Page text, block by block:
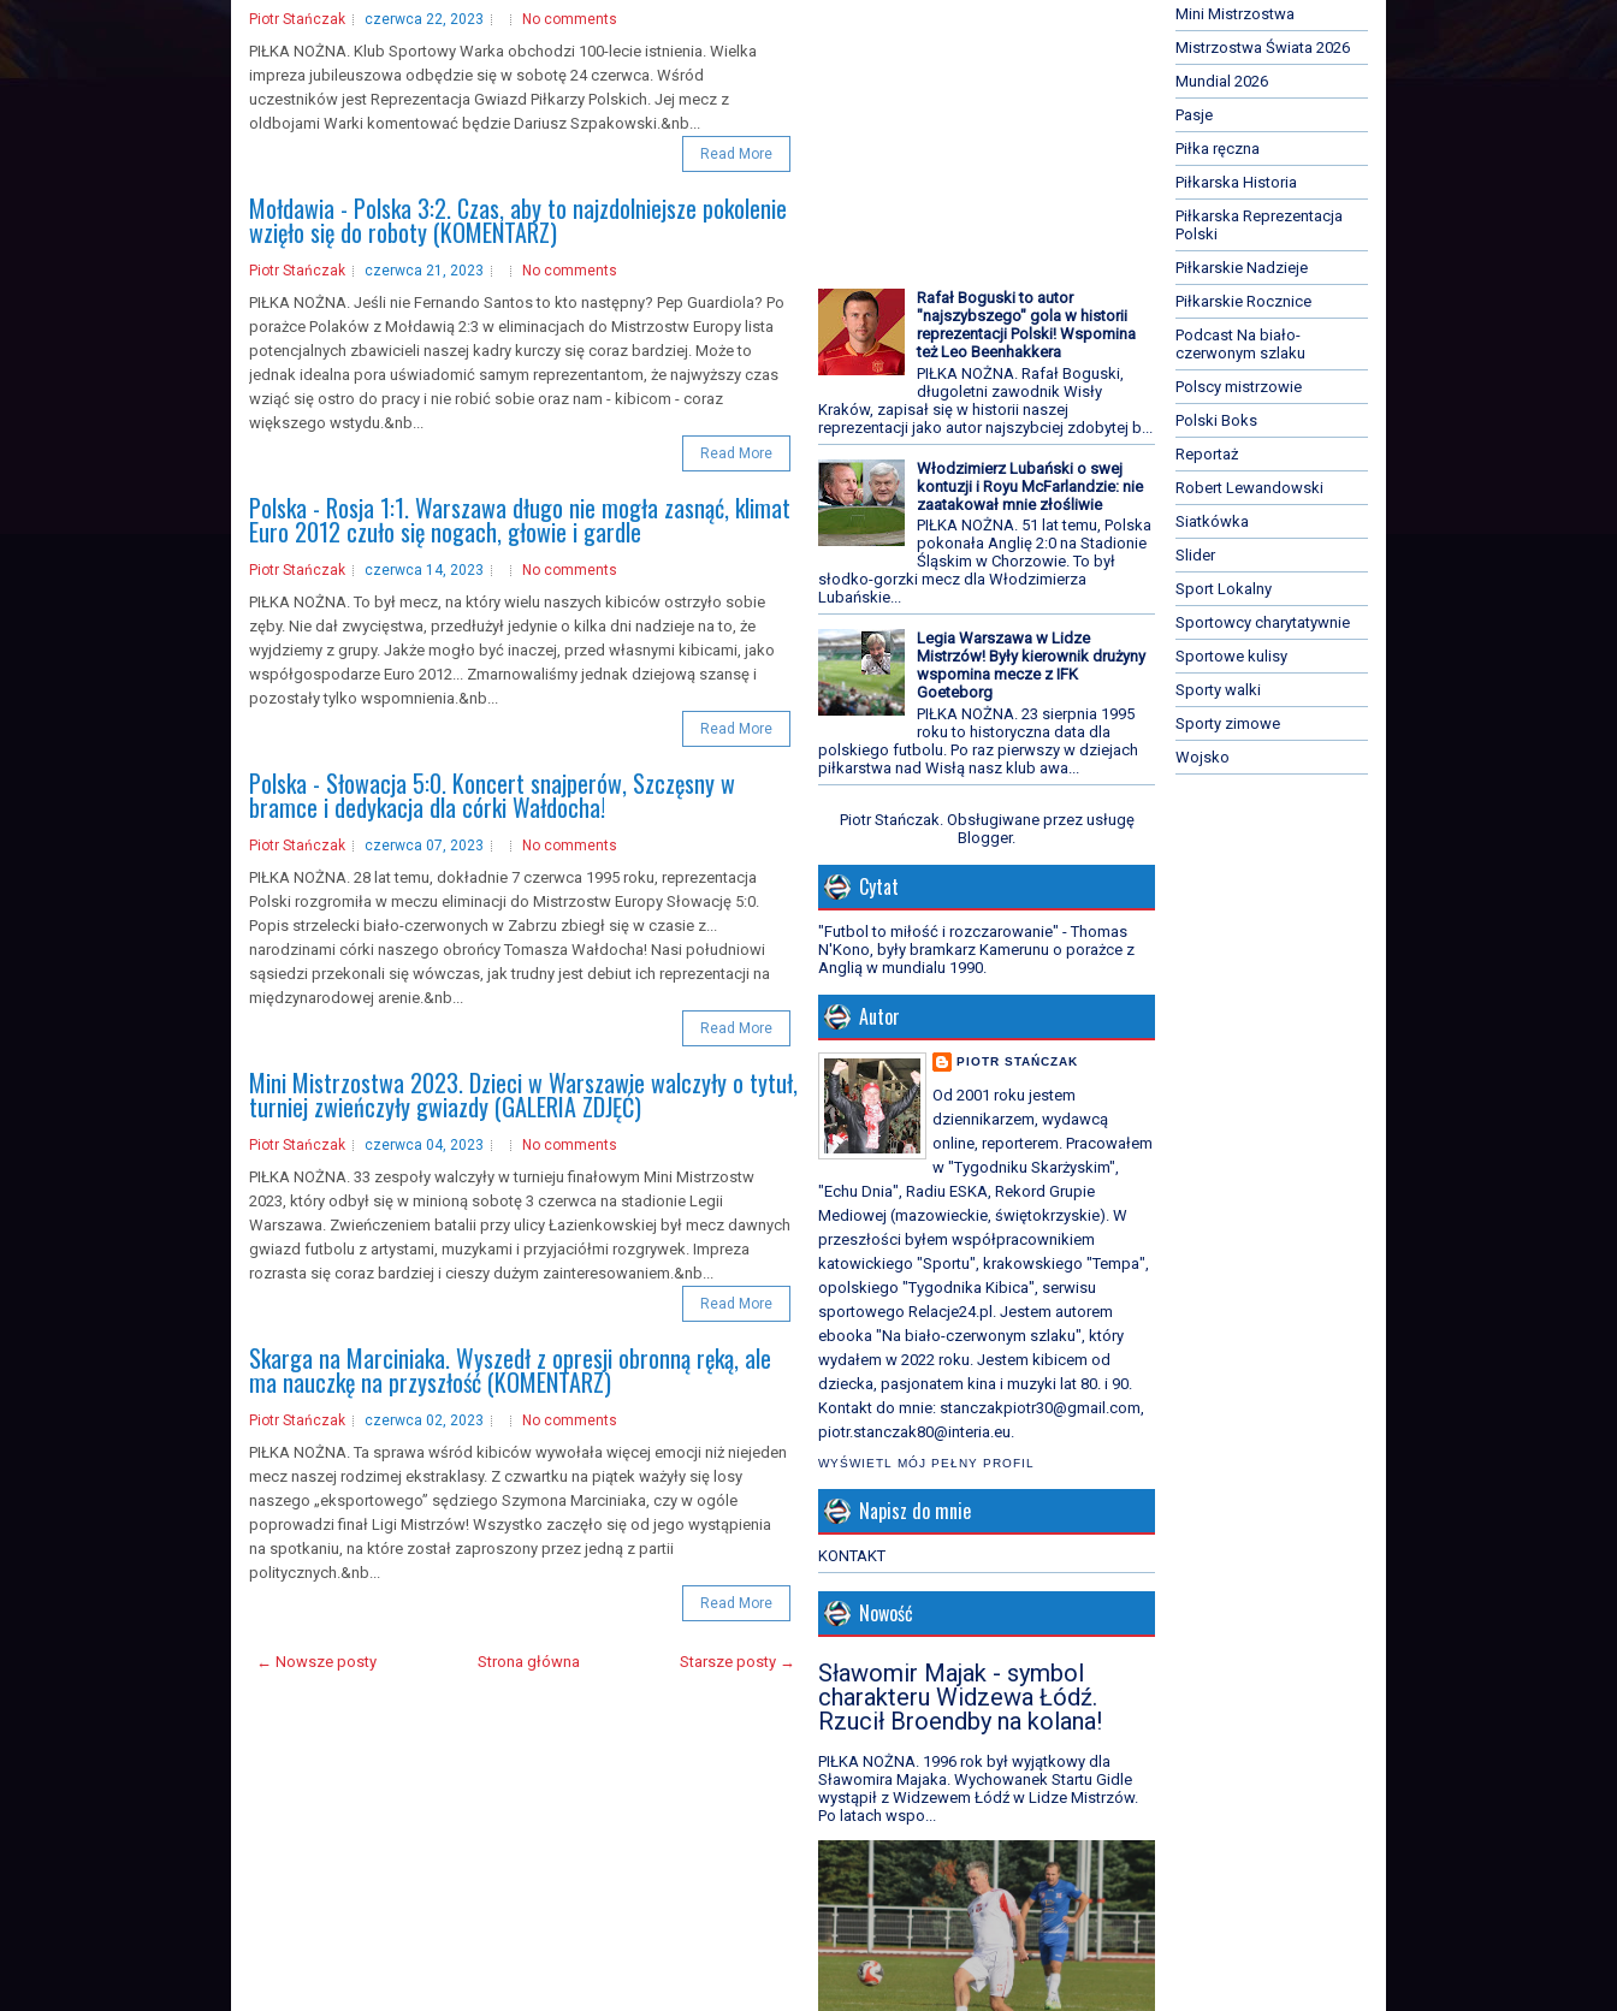
Piotr Stańczak czerwca 22, 2023 No comments
PIŁKA NOŻNA. Klub Sportowy Warka obchodzi 100-lecie istnienia. Wielka
impreza jubileuszowa odbędzie się w sobotę 24 czerwca. Wśród
uczestników jest Reprezentacja Gwiazd Piłkarzy Polskich. Jej mecz z
oldbojami Warki komentować będzie Dariusz Szpakowski.&nb...
Read More
Mołdawia - Polska 3:2. Czas, aby to najzdolniejsze pokolenie
wzięło się do roboty (KOMENTARZ)
Piotr Stańczak czerwca 21, 2023 No comments
PIŁKA NOŻNA. Jeśli nie Fernando Santos to kto następny? Pep Guardiola? Po
porażce Polaków z Mołdawią 2:3 w eliminacjach do Mistrzostw Europy lista
potencjalnych zbawicieli naszej kadry kurczy się coraz bardziej. Może to
jednak idealna pora uświadomić samym reprezentantom, że najwyższy czas
wziąć się ostro do pracy i nie robić sobie oraz nam - kibicom - coraz
większego wstydu.&nb...
Read More
Polska - Rosja 1:1. Warszawa długo nie mogła zasnąć, klimat
Euro 2012 czuło się nogach, głowie i gardle
Piotr Stańczak czerwca 14, 2023 No comments
PIŁKA NOŻNA. To był mecz, na który wielu naszych kibiców ostrzyło sobie
zęby. Nie dał zwycięstwa, przedłużył jedynie o kilka dni nadzieje na to, że
wyjdziemy z grupy. Jakże mogło być inaczej, przed własnymi kibicami, jako
współgospodarze Euro 2012... Zmarnowaliśmy jednak dziejową szansę i
pozostały tylko wspomnienia.&nb...
Read More
Polska - Słowacja 5:0. Koncert snajperów, Szczęsny w
bramce i dedykacja dla córki Wałdocha!
Piotr Stańczak czerwca 07, 2023 No comments
PIŁKA NOŻNA. 28 lat temu, dokładnie 7 czerwca 1995 roku, reprezentacja
Polski rozgromiła w meczu eliminacji do Mistrzostw Europy Słowację 5:0.
Popis strzelecki biało-czerwonych w Zabrzu zbiegł się w czasie z...
narodzinami córki naszego obrońcy Tomasza Wałdocha! Nasi południowi
sąsiedzi przekonali się wówczas, jak trudny jest debiut ich reprezentacji na
międzynarodowej arenie.&nb...
Read More
Mini Mistrzostwa 2023. Dzieci w Warszawie walczyły o tytuł,
turniej zwieńczyły gwiazdy (GALERIA ZDJĘĆ)
Piotr Stańczak czerwca 04, 2023 No comments
PIŁKA NOŻNA. 33 zespoły walczyły w turnieju finałowym Mini Mistrzostw
2023, który odbył się w minioną sobotę 3 czerwca na stadionie Legii
Warszawa. Zwieńczeniem batalii przy ulicy Łazienkowskiej był mecz dawnych
gwiazd futbolu z artystami, muzykami i przyjaciółmi rozgrywek. Impreza
rozrasta się coraz bardziej i cieszy dużym zainteresowaniem.&nb...
Read More
Skarga na Marciniaka. Wyszedł z opresji obronną ręką, ale
ma nauczkę na przyszłość (KOMENTARZ)
Piotr Stańczak czerwca 02, 2023 No comments
PIŁKA NOŻNA. Ta sprawa wśród kibiców wywołała więcej emocji niż niejeden
mecz naszej rodzimej ekstraklasy. Z czwartku na piątek ważyły się losy
naszego „eksportowego” sędziego Szymona Marciniaka, czy w ogóle
poprowadzi finał Ligi Mistrzów! Wszystko zaczęło się od jego wystąpienia
na spotkaniu, na które został zaproszony przez jedną z partii
politycznych.&nb...
Read More
← Nowsze posty Starsze posty →
Strona główna
Rafał Boguski to autor
"najszybszego" gola w historii
reprezentacji Polski! Wspomina
też Leo Beenhakkera
PIŁKA NOŻNA. Rafał Boguski,
długoletni zawodnik Wisły
Kraków, zapisał się w historii naszej
reprezentacji jako autor najszybciej zdobytej b...
Włodzimierz Lubański o swej
kontuzji i Royu McFarlandzie: nie
zaatakował mnie złośliwie
PIŁKA NOŻNA. 51 lat temu, Polska
pokonała Anglię 2:0 na Stadionie
Śląskim w Chorzowie. To był
słodko-gorzki mecz dla Włodzimierza
Lubańskie...
Legia Warszawa w Lidze
Mistrzów! Były kierownik drużyny
wspomina mecze z IFK
Goeteborg
PIŁKA NOŻNA. 23 sierpnia 1995
roku to historyczna data dla
polskiego futbolu. Po raz pierwszy w dziejach
piłkarstwa nad Wisłą nasz klub awa...
Piotr Stańczak. Obsługiwane przez usługę
Blogger.
Cytat
"Futbol to miłość i rozczarowanie" - Thomas
N'Kono, były bramkarz Kamerunu o porażce z
Anglią w mundialu 1990.
Autor
PIOTR STAŃCZAK
Od 2001 roku jestem
dziennikarzem, wydawcą
online, reporterem. Pracowałem
w "Tygodniku Skarżyskim",
"Echu Dnia", Radiu ESKA, Rekord Grupie
Mediowej (mazowieckie, świętokrzyskie). W
przeszłości byłem współpracownikiem
katowickiego "Sportu", krakowskiego "Tempa",
opolskiego "Tygodnika Kibica", serwisu
sportowego Relacje24.pl. Jestem autorem
ebooka "Na biało-czerwonym szlaku", który
wydałem w 2022 roku. Jestem kibicem od
dziecka, pasjonatem kina i muzyki lat 80. i 90.
Kontakt do mnie: stanczakpiotr30@gmail.com,
piotr.stanczak80@interia.eu.
WYŚWIETL MÓJ PEŁNY PROFIL
Napisz do mnie
KONTAKT
Nowość
Sławomir Majak - symbol
charakteru Widzewa Łódź.
Rzucił Broendby na kolana!
PIŁKA NOŻNA. 1996 rok był wyjątkowy dla
Sławomira Majaka. Wychowanek Startu Gidle
wystąpił z Widzewem Łódź w Lidze Mistrzów.
Po latach wspo...
Mini Mistrzostwa
Mistrzostwa Świata 2026
Mundial 2026
Pasje
Piłka ręczna
Piłkarska Historia
Piłkarska Reprezentacja
Polski
Piłkarskie Nadzieje
Piłkarskie Rocznice
Podcast Na biało-
czerwonym szlaku
Polscy mistrzowie
Polski Boks
Reportaż
Robert Lewandowski
Siatkówka
Slider
Sport Lokalny
Sportowcy charytatywnie
Sportowe kulisy
Sporty walki
Sporty zimowe
Wojsko